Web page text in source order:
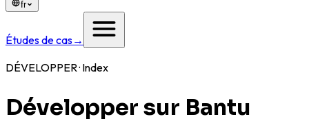
fr
Études de cas→
DÉVELOPPER · Index
Développer sur Bantu